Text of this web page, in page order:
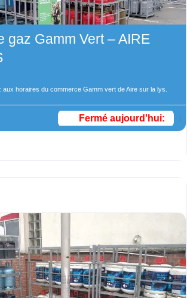
gaz Gamm Vert – AIRE
aux horaires du commerce Gamm vert de Aire sur la lys.
Fermé aujourd'hui: